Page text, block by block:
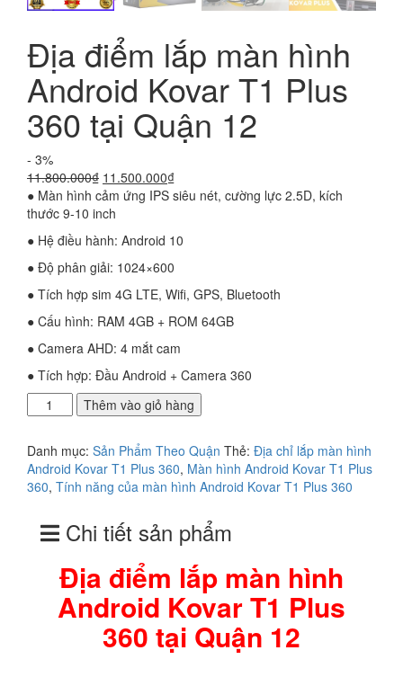
Địa điểm lắp màn hình
Android Kovar T1 Plus
360 tại Quận 12
- 3%
11.800.000₫ Giá
gốc
là:
11.500.000₫Giá
hiện
11.500.000₫.
● Màn hình cảm ứng IPS siêu nét, cường lực 2.5D, kích
thước 9-10 inch
● Hệ điều hành: Android 10
● Độ phân giải: 1024×600
● Tích hợp sim 4G LTE, Wifi, GPS, Bluetooth
● Cấu hình: RAM 4GB + ROM 64GB
● Camera AHD: 4 mắt cam
● Tích hợp: Đầu Android + Camera 360
điểm
màn
hình
Android
T1
Plus
Thêm vào giỏ hàng
Danh mục: Sản Phẩm Theo Quận Thẻ: Địa chỉ lắp màn hình
Android Kovar T1 Plus 360, Màn hình Android Kovar T1 Plus
360, Tính năng của màn hình Android Kovar T1 Plus 360
Chi tiết sản phẩm
Địa điểm lắp màn hình
Android Kovar T1 Plus
360 tại Quận 12